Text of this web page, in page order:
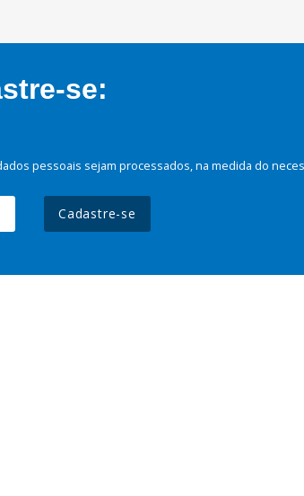
se:
pessoais sejam processados, na medida do
Cadastre-se